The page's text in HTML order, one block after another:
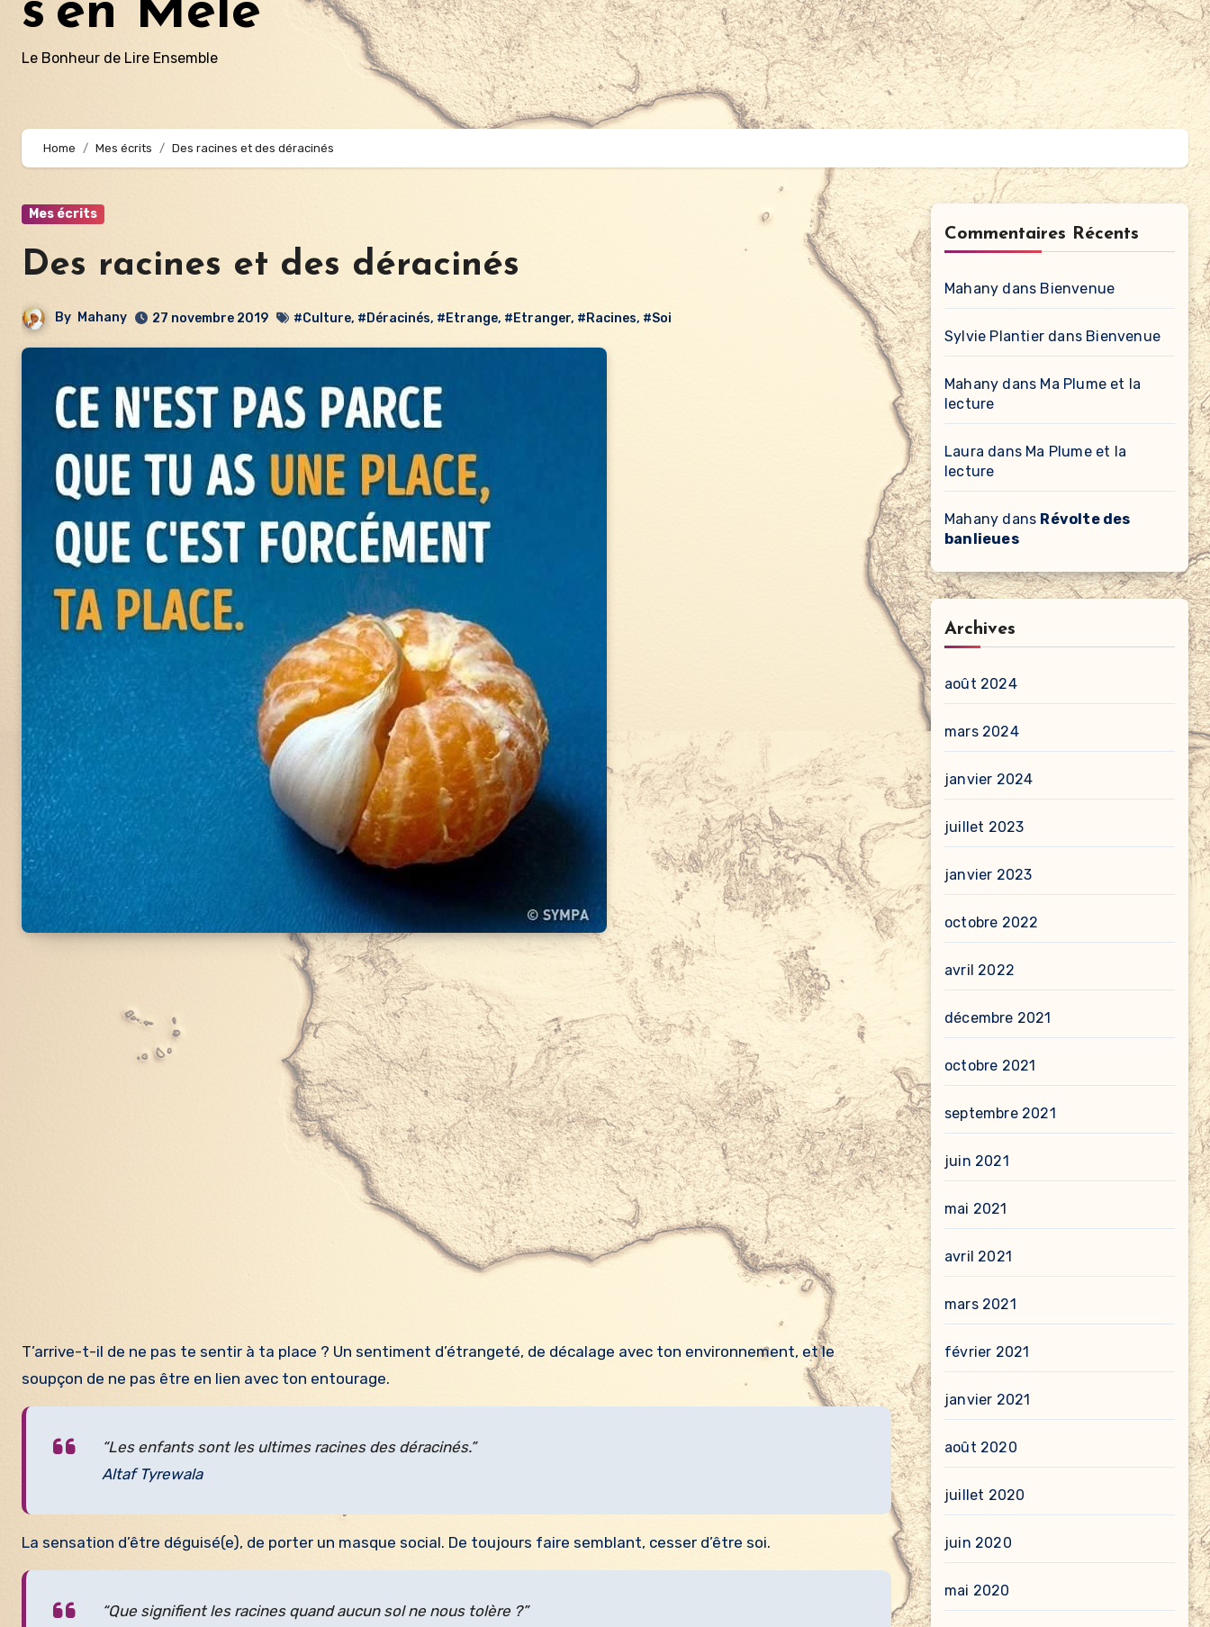
s'en Mêle
Le Bonheur de Lire Ensemble
Home Mes écrits Des racines et des déracinés
Mes écrits
Des racines et des déracinés
By Mahany 27 novembre 2019 #Culture, #Déracinés, #Etrange, #Etranger, #Racines, #Soi
T’arrive-t-il de ne pas te sentir à ta place ? Un sentiment d’étrangeté, de décalage avec ton environnement, et le
soupçon de ne pas être en lien avec ton entourage.
“Les enfants sont les ultimes racines des déracinés.”
Altaf Tyrewala
La sensation d’être déguisé(e), de porter un masque social. De toujours faire semblant, cesser d’être soi.
“Que signifient les racines quand aucun sol ne nous tolère ?”
Commentaires Récents
Mahany dans Bienvenue
Sylvie Plantier dans Bienvenue
Mahany dans Ma Plume et la
lecture
Laura dans Ma Plume et la
lecture
Mahany dans Révolte des
banlieues
Archives
août 2024
mars 2024
janvier 2024
juillet 2023
janvier 2023
octobre 2022
avril 2022
décembre 2021
octobre 2021
septembre 2021
juin 2021
mai 2021
avril 2021
mars 2021
février 2021
janvier 2021
août 2020
juillet 2020
juin 2020
mai 2020